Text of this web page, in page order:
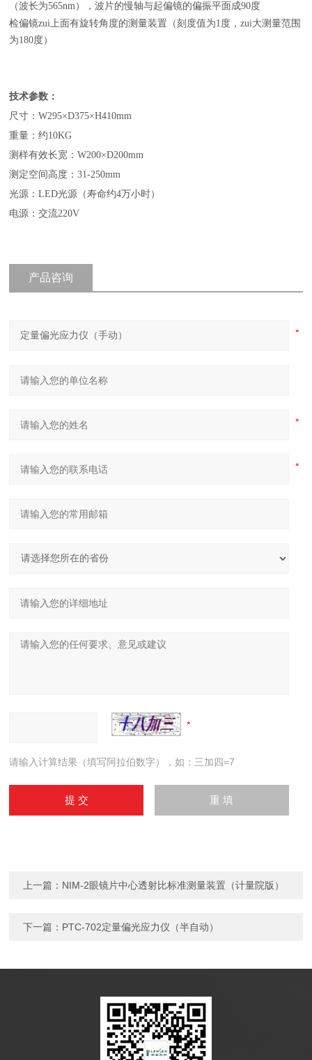
（波长为565nm），波片的慢轴与起偏镜的偏振平面成90度
检偏镜zui上面有旋转角度的测量装置（刻度值为1度，zui大测量范围
为180度）
技术参数：
尺寸：W295×D375×H410mm
重量：约10KG
测样有效长宽：W200×D200mm
测定空间高度：31-250mm
光源：LED光源（寿命约4万小时）
电源：交流220V
产品咨询
请输入计算结果（填写阿拉伯数字），如：三加四=7
上一篇： NIM-2眼镜片中心透射比标准测量装置（计量院版）
下一篇： PTC-702定量偏光应力仪（半自动）